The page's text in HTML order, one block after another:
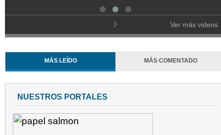
Ver más videos
MÁS LEÍDO MÁS COMENTADO
NUESTROS PORTALES